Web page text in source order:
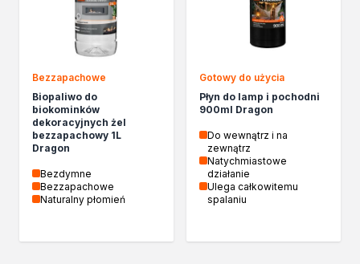
Bezzapachowe
Biopaliwo do
biokominków
dekoracyjnych żel
bezzapachowy 1L
Dragon
Bezdymne
Bezzapachowe
Naturalny płomień
Gotowy do użycia
Płyn do lamp i pochodni
900ml Dragon
Do wewnątrz i na
zewnątrz
Natychmiastowe
działanie
Ulega całkowitemu
spalaniu